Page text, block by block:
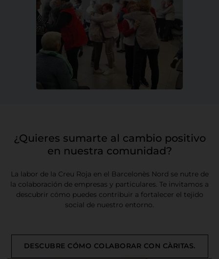
¿Quieres sumarte al cambio positivo
en nuestra comunidad?
La labor de la Creu Roja en el Barcelonès Nord se nutre de
la colaboración de empresas y particulares. Te invitamos a
descubrir cómo puedes contribuir a fortalecer el tejido
social de nuestro entorno.
DESCUBRE CÓMO COLABORAR CON CÀRITAS.